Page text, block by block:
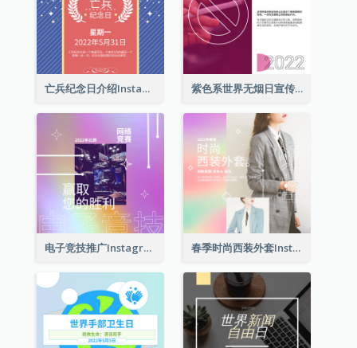
亡兵纪念日介绍Instagram帖子 紫色系世界无烟日宣传用Instagram帖子
电子竞技推广Instagram帖子 春季时尚西装外套Instagram帖子